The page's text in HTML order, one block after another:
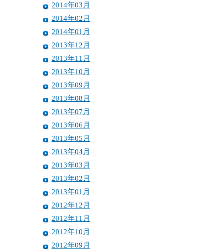
2014年03月
2014年02月
2014年01月
2013年12月
2013年11月
2013年10月
2013年09月
2013年08月
2013年07月
2013年06月
2013年05月
2013年04月
2013年03月
2013年02月
2013年01月
2012年12月
2012年11月
2012年10月
2012年09月